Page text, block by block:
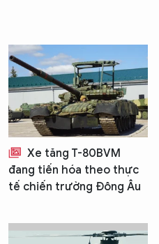
Xe tăng T-80BVM
đang tiến hóa theo thực
tế chiến trường Đông Âu